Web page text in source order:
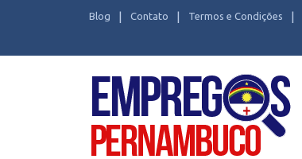
Blog Contato Termos e Condições